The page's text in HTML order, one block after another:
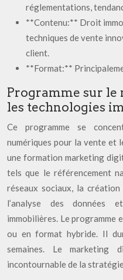
réglementations,
**Contenu:** Droit
techniques de vente
client.
**Format:**
Programme sur
les technologies
Ce programme se
numériques pour la vente et
une formation marketing
tels que le référencement
réseaux sociaux, la
l’analyse des données
immobilières. Le programme
ou en format hybride. Il
semaines. Le marketing
incontournable de la